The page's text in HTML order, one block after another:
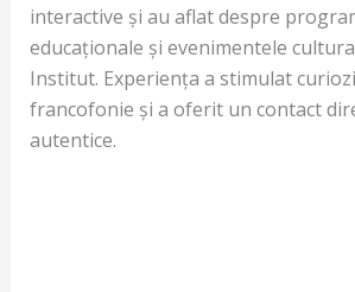
interactive și au aflat despre
educaționale și evenimentele
Institut. Experiența a stimulat
francofonie și a oferit un contact
autentice.